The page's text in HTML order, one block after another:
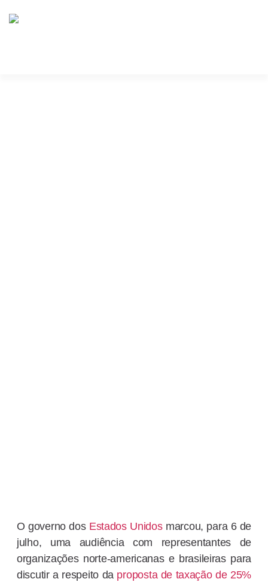
O governo dos Estados Unidosmarcou, para 6 de
julho, uma audiência com representantes de
organizações norte-americanas e brasileiras para
discutir a respeito da proposta de taxação de 25%